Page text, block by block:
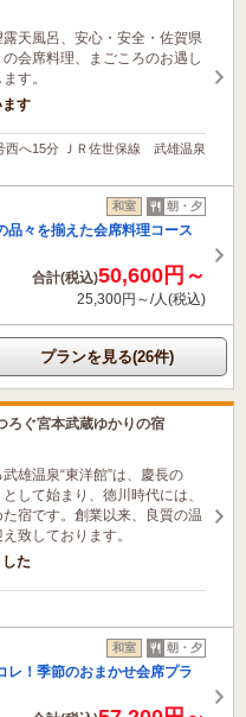
天風呂、安心・安全・佐賀県
会席料理、まごころのお遇し
す。
す
西へ15分 ＪＲ佐世保線 武雄温泉
和室 朝・夕
品々を揃えた会席料理コース
合計(税込)50,600円～
25,300円～/人(税込)
プランを見る(26件)
ろぐ宮本武蔵ゆかりの宿
雄温泉“東洋館”は、慶長の
して始まり、徳川時代には、
宿です。創業以来、良質の温
致しております。
た
和室 朝・夕
レ！季節のおまかせ会席プラ